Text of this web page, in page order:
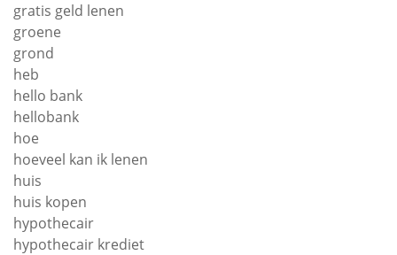
gratis geld lenen
groene
grond
heb
hello bank
hellobank
hoe
hoeveel kan ik lenen
huis
huis kopen
hypothecair
hypothecair krediet